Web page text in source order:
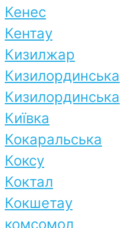
Кенес
Кентау
Кизилжар
Кизилординська
Кизилординська
Київка
Кокаральська
Коксу
Коктал
Кокшетау
комсомол